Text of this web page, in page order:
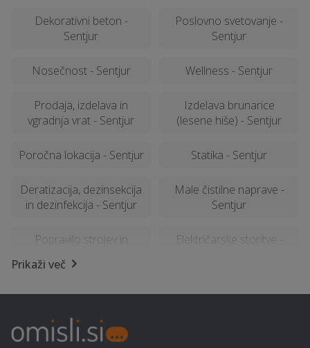
Dekorativni beton -
Sentjur
Poslovno svetovanje -
Sentjur
Nosečnost - Sentjur Wellness - Sentjur
Prodaja, izdelava in
vgradnja vrat - Sentjur
Izdelava brunarice
(lesene hiše) - Sentjur
Poročna lokacija - Sentjur Statika - Sentjur
Deratizacija, dezinsekcija
in dezinfekcija - Sentjur
Male čistilne naprave -
Sentjur
Popravilo strojev in
Električarske storitve -
Potovanja - Sentjur
Prikaži več